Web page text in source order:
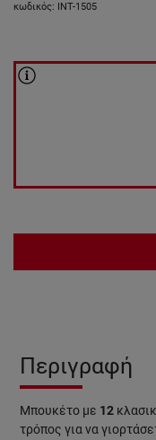
κωδικός: INT-1505
Περιγραφή
Μπουκέτο με 12
τρόπος για να